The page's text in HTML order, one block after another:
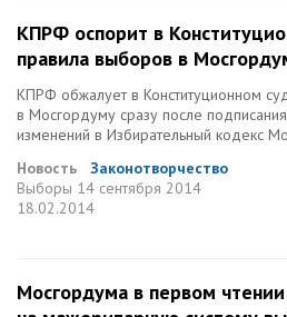
КПРФ оспорит в
правила выборов в
КПРФ обжалует в Конституционном
в Мосгордуму сразу после
изменений в Избирательный кодекс
Новость
Законотворчество
Выборы 14 сентября 2014
18.02.2014
Мосгордума в первом